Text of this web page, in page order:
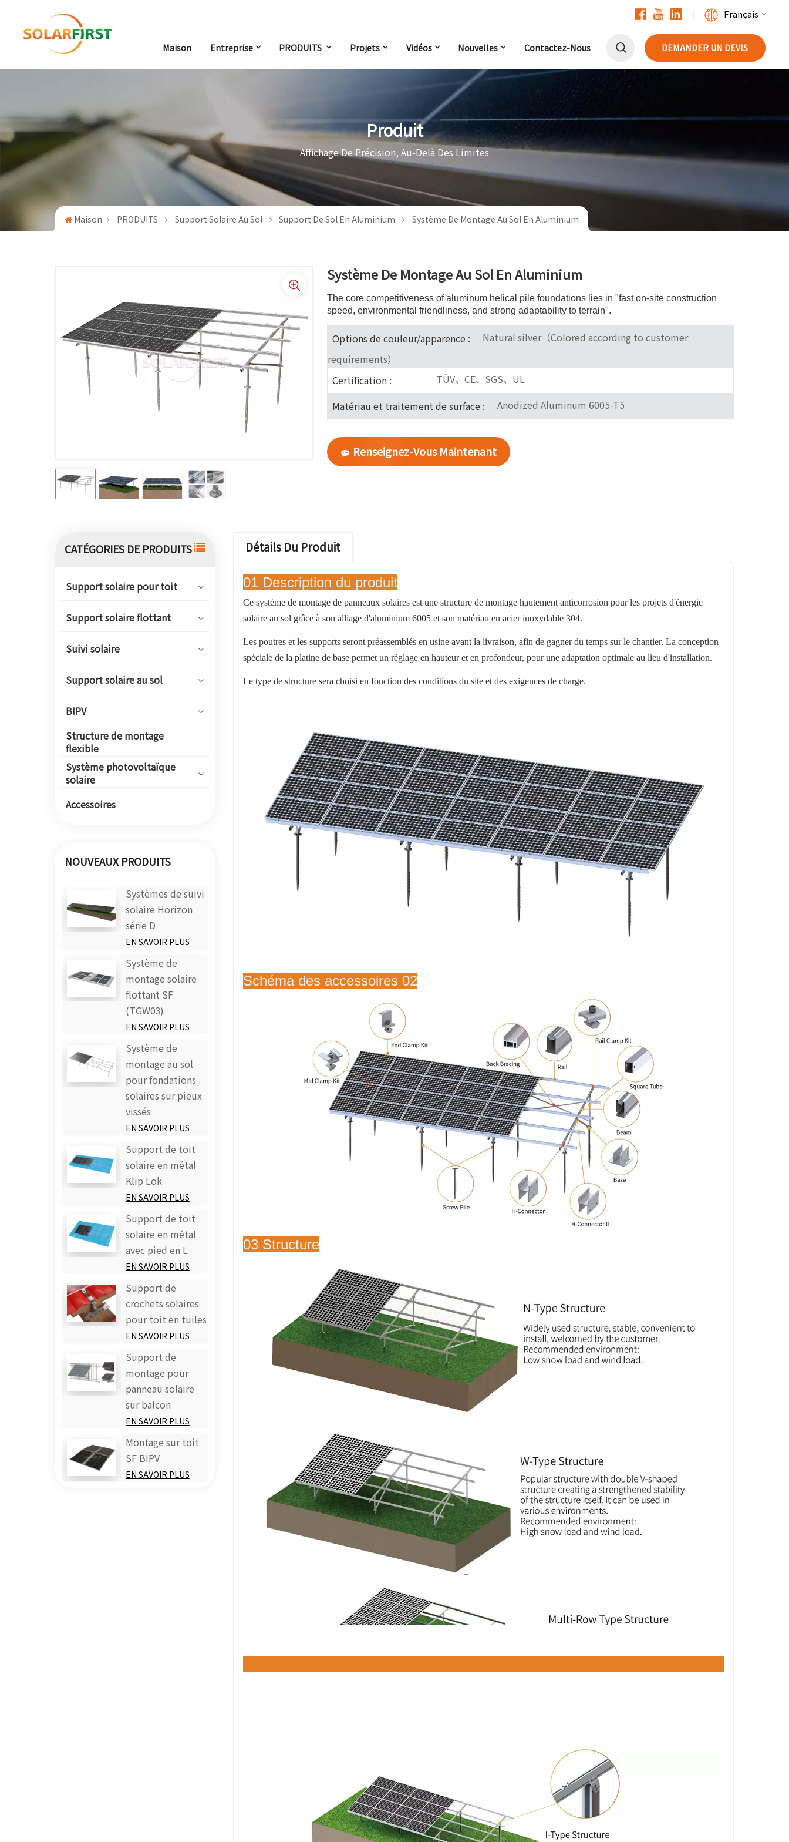
Français
Deutsch
Español
بالعربية
Maison Entreprise PRODUITS Projets Vidéos Nouvelles Contactez-Nous DEMANDER UN DEVIS
Produit
Affichage De Précision, Au-Delà Des Limites
Maison PRODUITS Support Solaire Au Sol Support De Sol En Aluminium Système De Montage Au Sol En Aluminium
Système De Montage Au Sol En Aluminium
The core competitiveness of aluminum helical pile foundations lies in "fast on-site construction
speed, environmental friendliness, and strong adaptability to terrain".
Options de couleur/apparence :
Natural silver（Colored according to customer
requirements）
Certification :
TÜV、CE、SGS、UL
Matériau et traitement de surface : Anodized Aluminum 6005-T5
Renseignez-Vous Maintenant
CATÉGORIES DE PRODUITS
Support solaire pour toit
Support solaire flottant
Suivi solaire
Support solaire au sol
BIPV
Structure de montage
flexible
Système photovoltaïque
solaire
Accessoires
NOUVEAUX PRODUITS
Systèmes de suivi
solaire Horizon
série D
EN SAVOIR PLUS
Système de
montage solaire
flottant SF
(TGW03)
EN SAVOIR PLUS
Système de
montage au sol
pour fondations
solaires sur pieux
vissés
EN SAVOIR PLUS
Support de toit
solaire en métal
Klip Lok
EN SAVOIR PLUS
Support de toit
solaire en métal
avec pied en L
EN SAVOIR PLUS
Support de
crochets solaires
pour toit en tuiles
EN SAVOIR PLUS
Support de
montage pour
panneau solaire
sur balcon
EN SAVOIR PLUS
Montage sur toit
SF BIPV
EN SAVOIR PLUS
Détails Du Produit
01 Description du produit
Ce système de montage de panneaux solaires est une structure de montage hautement anticorrosion pour les projets d'énergie
solaire au sol grâce à son alliage d'aluminium 6005 et son matériau en acier inoxydable 304.
Les poutres et les supports seront préassemblés en usine avant la livraison, afin de gagner du temps sur le chantier. La conception
spéciale de la platine de base permet un réglage en hauteur et en profondeur, pour une adaptation optimale au lieu d'installation.
Le type de structure sera choisi en fonction des conditions du site et des exigences de charge.
Schéma des accessoires 02
03 Structure